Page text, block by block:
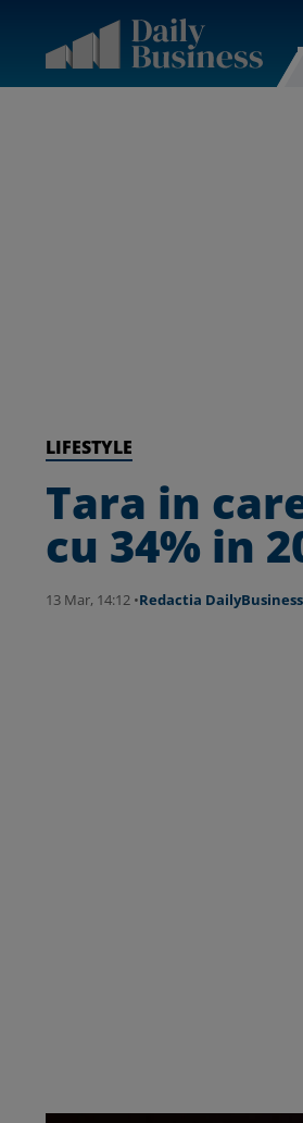
LIFESTYLE
Tara in
cu 34% in
13 Mar, 14:12 •Redactia DailyBusiness